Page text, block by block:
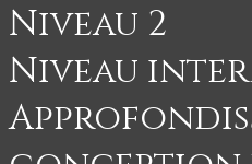
Niveau 2
Niveau